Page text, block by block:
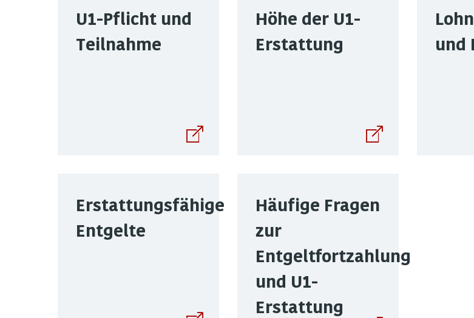
U1-Pflicht und
Teilnahme
Höhe der U1-
Erstattung
und
Erstattungsfähige
Entgelte
Häufige Fragen
zur
Entgeltfortzahlung
und U1-
Erstattung